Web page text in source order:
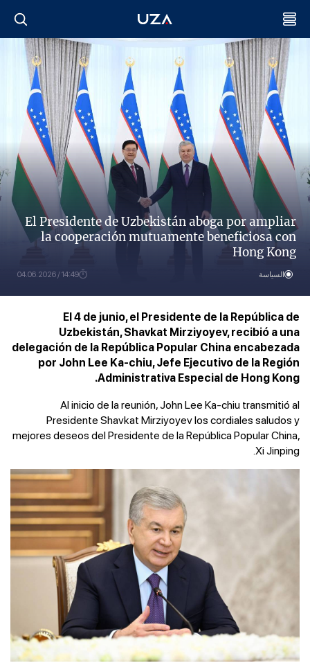
El Presidente de Uzbekistán aboga por ampliar
la cooperación mutuamente beneficiosa con
Hong Kong
السياسة 14:49 / 04.06.2026
El 4 de junio, el Presidente de la República de
Uzbekistán, Shavkat Mirziyoyev, recibió a una
delegación de la República Popular China encabezada
por John Lee Ka-chiu, Jefe Ejecutivo de la Región
Administrativa Especial de Hong Kong.
Al inicio de la reunión, John Lee Ka-chiu transmitió al
Presidente Shavkat Mirziyoyev los cordiales saludos y
mejores deseos del Presidente de la República Popular China,
Xi Jinping.